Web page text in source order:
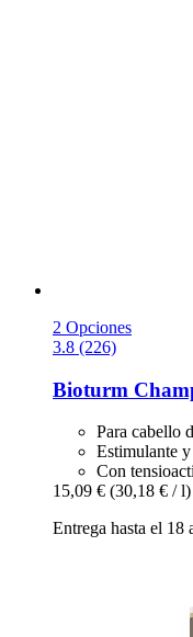
2 Opciones
3.8 (226)
Bioturm
Para cabello
Estimulante
Con
15,09 € (30,18 € / l)
Entrega hasta el 18